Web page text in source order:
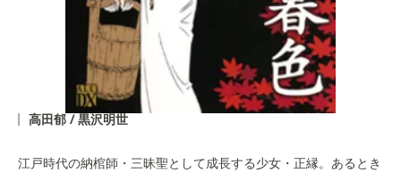
高田郁 / 黒沢明世
江戸時代の納棺師・三昧聖として成長する少女・正縁。あるとき